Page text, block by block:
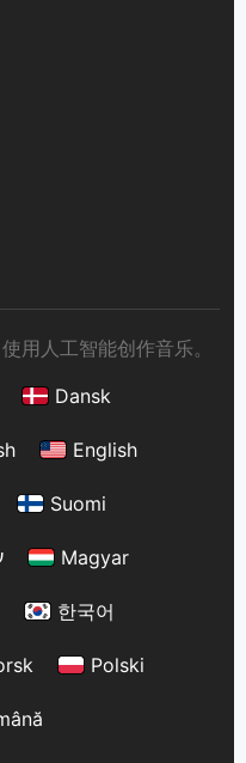
用人工智能创作音乐。
Dansk
English
Suomi
Magyar
한국어
Polski